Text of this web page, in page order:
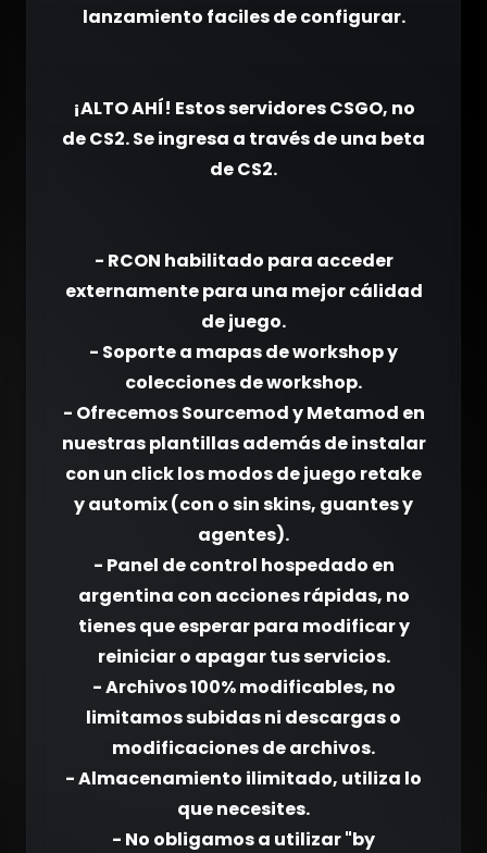
lanzamiento faciles de configurar.
¡ALTO AHÍ! Estos servidores CSGO, no
de CS2. Se ingresa a través de una beta
de CS2.
- RCON habilitado para acceder
externamente para una mejor cálidad
de juego.
- Soporte a mapas de workshop y
colecciones de workshop.
- Ofrecemos Sourcemod y Metamod en
nuestras plantillas además de instalar
con un click los modos de juego retake
y automix (con o sin skins, guantes y
agentes).
- Panel de control hospedado en
argentina con acciones rápidas, no
tienes que esperar para modificar y
reiniciar o apagar tus servicios.
- Archivos 100% modificables, no
limitamos subidas ni descargas o
modificaciones de archivos.
- Almacenamiento ilimitado, utiliza lo
que necesites.
- No obligamos a utilizar "by